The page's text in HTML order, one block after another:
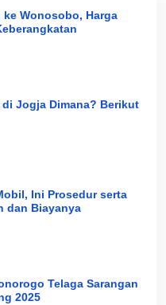
ke Wonosobo, Harga
Jogja Dimana? Berikut
Ini Prosedur serta
dan Biayanya
Telaga Sarangan
2025